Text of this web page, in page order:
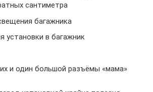
сантиметра
багажника
установки в багажник
и один большой разъёмы «мама»